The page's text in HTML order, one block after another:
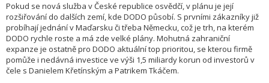
Pokud se nová služba v České republice osvědčí, v plánu je její
rozšiřování do dalších zemí, kde DODO působí. S prvními zákazníky již
probíhají jednání v Maďarsku či třeba Německu, což je trh, na kterém
DODO rychle roste a má zde velké plány. Mohutná zahraniční
expanze je ostatně pro DODO aktuální top prioritou, se kterou firmě
pomůže i nedávná investice ve výši 1,5 miliardy korun od investorů v
čele s Danielem Křetínským a Patrikem Tkáčem.